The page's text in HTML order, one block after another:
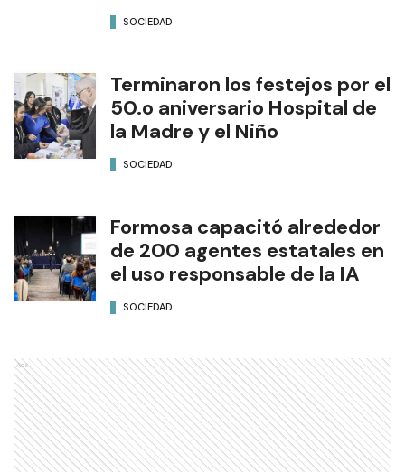
SOCIEDAD
Terminaron los festejos por el
50.o aniversario Hospital de
la Madre y el Niño
SOCIEDAD
Formosa capacitó alrededor
de 200 agentes estatales en
el uso responsable de la IA
SOCIEDAD
Ads